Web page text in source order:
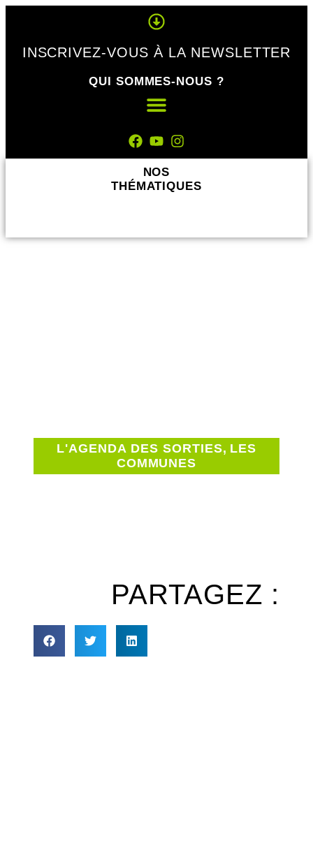
Panneau de gestion des cookies
INSCRIVEZ-VOUS À LA NEWSLETTER
QUI SOMMES-NOUS ?
NOS
THÉMATIQUES
L'AGENDA DES SORTIES, LES
COMMUNES
PARTAGEZ :